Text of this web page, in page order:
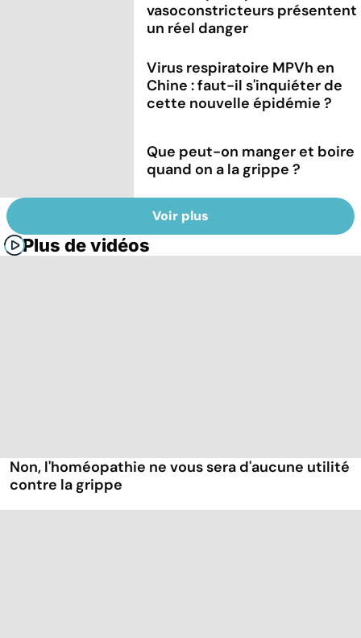
vasoconstricteurs présentent
un réel danger
Virus respiratoire MPVh en
Chine : faut-il s'inquiéter de
cette nouvelle épidémie ?
Que peut-on manger et boire
quand on a la grippe ?
Voir plus
Plus de vidéos
Non, l'homéopathie ne vous sera d'aucune utilité
contre la grippe